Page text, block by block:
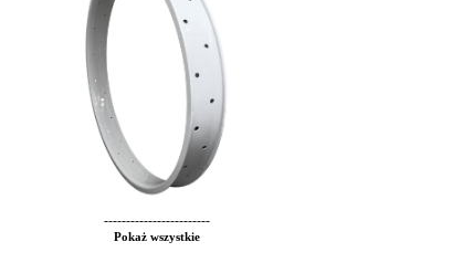
------------------------
Pokaż wszystkie